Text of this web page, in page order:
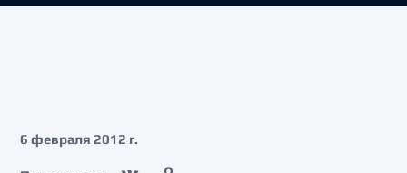
6 февраля 2012 г.